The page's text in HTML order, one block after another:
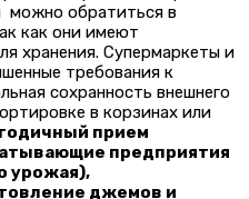
можно обратиться в
как они имеют
хранения. Супермаркеты и
требования к
сохранность внешнего
в корзинах или
прием
предприятия
урожая),
джемов и